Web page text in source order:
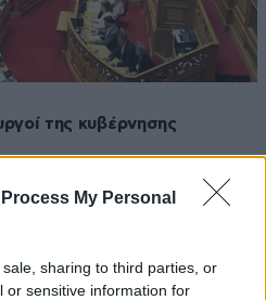
My Personal
sharing to third parties, or
or sensitive information for
της κυβέρνησης